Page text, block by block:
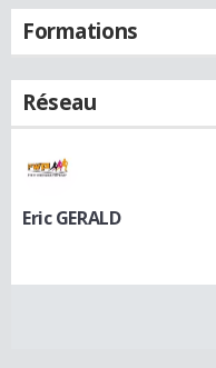
Formations
Réseau
Eric GERALD